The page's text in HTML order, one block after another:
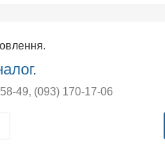
49, (093) 170-17-06